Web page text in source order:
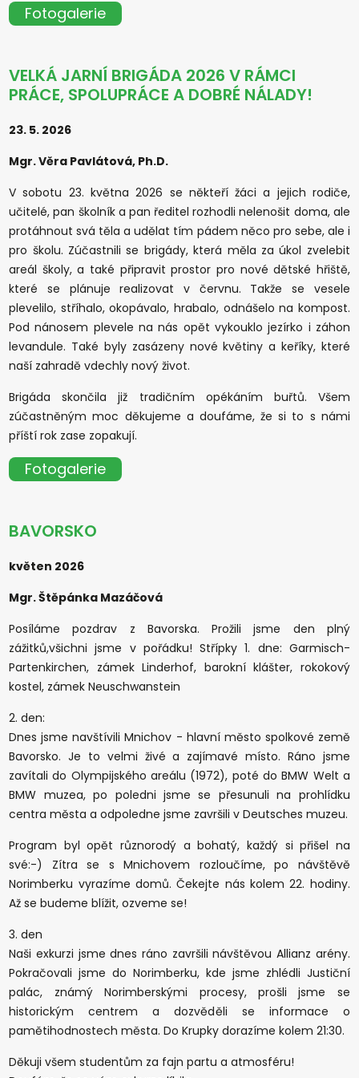
Fotogalerie
VELKÁ JARNÍ BRIGÁDA 2026 V RÁMCI
PRÁCE, SPOLUPRÁCE A DOBRÉ NÁLADY!
23. 5. 2026
Mgr. Věra Pavlátová, Ph.D.
V sobotu 23. května 2026 se někteří žáci a jejich rodiče,
učitelé, pan školník a pan ředitel rozhodli nelenošit doma, ale
protáhnout svá těla a udělat tím pádem něco pro sebe, ale i
pro školu. Zúčastnili se brigády, která měla za úkol zvelebit
areál školy, a také připravit prostor pro nové dětské hřiště,
které se plánuje realizovat v červnu. Takže se vesele
plevelilo, stříhalo, okopávalo, hrabalo, odnášelo na kompost.
Pod nánosem plevele na nás opět vykouklo jezírko i záhon
levandule. Také byly zasázeny nové květiny a keříky, které
naší zahradě vdechly nový život.
Brigáda skončila již tradičním opékáním buřtů. Všem
zúčastněným moc děkujeme a doufáme, že si to s námi
příští rok zase zopakují.
Fotogalerie
BAVORSKO
květen 2026
Mgr. Štěpánka Mazáčová
Posíláme pozdrav z Bavorska. Prožili jsme den plný
zážitků,všichni jsme v pořádku! Střípky 1. dne: Garmisch-
Partenkirchen, zámek Linderhof, barokní klášter, rokokový
kostel, zámek Neuschwanstein
2. den:
Dnes jsme navštívili Mnichov - hlavní město spolkové země
Bavorsko. Je to velmi živé a zajímavé místo. Ráno jsme
zavítali do Olympijského areálu (1972), poté do BMW Welt a
BMW muzea, po poledni jsme se přesunuli na prohlídku
centra města a odpoledne jsme završili v Deutsches muzeu.
Program byl opět různorodý a bohatý, každý si přišel na
své:-) Zítra se s Mnichovem rozloučíme, po návštěvě
Norimberku vyrazíme domů. Čekejte nás kolem 22. hodiny.
Až se budeme blížit, ozveme se!
3. den
Naši exkurzi jsme dnes ráno završili návštěvou Allianz arény.
Pokračovali jsme do Norimberku, kde jsme zhlédli Justiční
palác, známý Norimberskými procesy, prošli jsme se
historickým centrem a dozvěděli se informace o
pamětihodnostech města. Do Krupky dorazíme kolem 21:30.
Děkuji všem studentům za fajn partu a atmosféru!